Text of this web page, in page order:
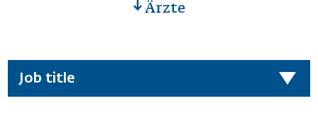
Ärzte
Job title